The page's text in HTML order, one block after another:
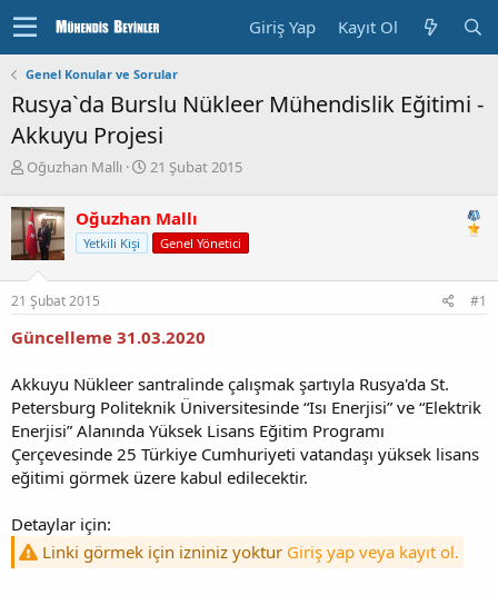
Giriş Yap Kayıt Ol
Genel Konular ve Sorular
Rusya`da Burslu Nükleer Mühendislik Eğitimi -
Akkuyu Projesi
K
n
u
y
u
b
a
l
t
a
n
Oğuzhan Mallı
B
l
g
T
r
i
h
i
21 Şubat 2015
Oğuzhan Mallı
Yetkili Kişi Genel Yönetici
21 Şubat 2015 #1
Güncelleme 31.03.2020
Akkuyu Nükleer santralinde çalışmak şartıyla Rusya'da St.
Petersburg Politeknik Üniversitesinde “Isı Enerjisi” ve “Elektrik
Enerjisi” Alanında Yüksek Lisans Eğitim Programı
Çerçevesinde 25 Türkiye Cumhuriyeti vatandaşı yüksek lisans
eğitimi görmek üzere kabul edilecektir.
Detaylar için:
Linki görmek için izniniz yoktur Giriş yap veya kayıt ol.